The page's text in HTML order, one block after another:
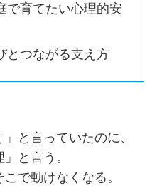
育てたい心理的安
つながる支え方
と言っていたのに、
と言う。
で動けなくなる。